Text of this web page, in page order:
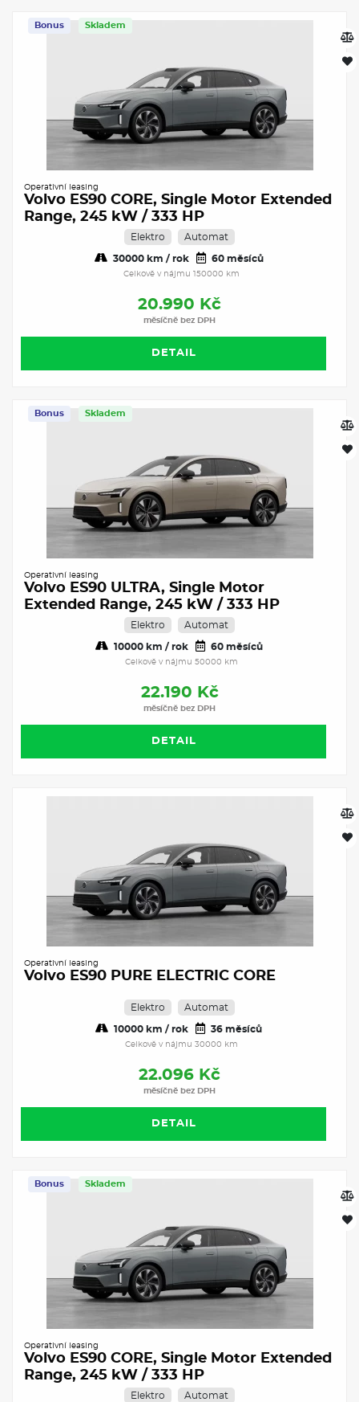
Skladem
Bonus
Operativní leasing
Volvo ES90 CORE, Single Motor Extended
Range, 245 kW / 333 HP
Elektro Automat
30000 km / rok 60 měsíců
Celkově v nájmu 150000 km
20.990 Kč
měsíčně bez DPH
DETAIL
Skladem
Bonus
Operativní leasing
Volvo ES90 ULTRA, Single Motor
Extended Range, 245 kW / 333 HP
Elektro Automat
10000 km / rok 60 měsíců
Celkově v nájmu 50000 km
22.190 Kč
měsíčně bez DPH
DETAIL
Operativní leasing
Volvo ES90 PURE ELECTRIC CORE
Elektro Automat
10000 km / rok 36 měsíců
Celkově v nájmu 30000 km
22.096 Kč
měsíčně bez DPH
DETAIL
Skladem
Bonus
Operativní leasing
Volvo ES90 CORE, Single Motor Extended
Range, 245 kW / 333 HP
Elektro Automat